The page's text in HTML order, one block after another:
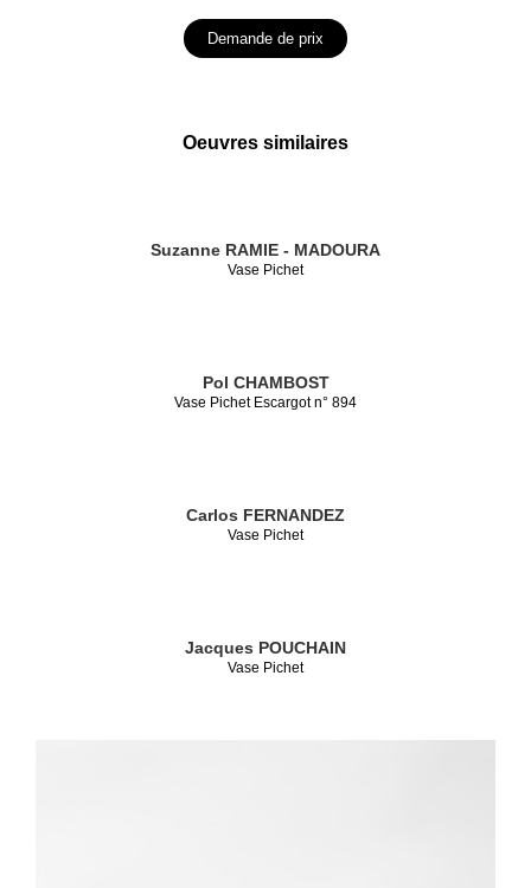
Demande de prix
Oeuvres similaires
Suzanne RAMIE - MADOURA
Vase Pichet
Pol CHAMBOST
Vase Pichet Escargot n° 894
Carlos FERNANDEZ
Vase Pichet
Jacques POUCHAIN
Vase Pichet